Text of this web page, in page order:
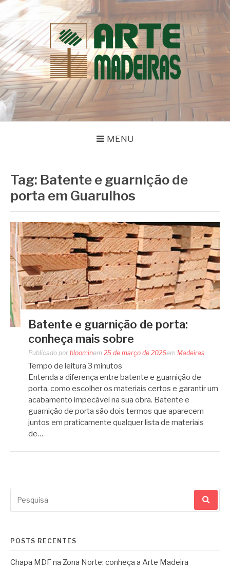
Pular
para
o
conteúdo
BLOG | ARTE
MADEIRAS
Dicas e Novidades sobre Madeiras
MENU
Tag: Batente e guarnição de
porta em Guarulhos
Batente e guarnição de porta:
conheça mais sobre
Publicado por bloominem 25 de março de 2026em Madeiras
Tempo de leitura 3 minutos
Entenda a diferença entre batente e guarnição de
porta, como escolher os materiais certos e garantir um
acabamento impecável na sua obra. Batente e
guarnição de porta são dois termos que aparecem
juntos em praticamente qualquer lista de materiais
de…
por:
POSTS RECENTES
Chapa MDF na Zona Norte: conheça a Arte Madeira